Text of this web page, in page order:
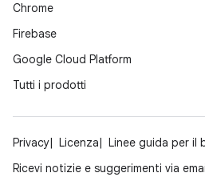
Chrome
Firebase
Google Cloud Platform
Tutti i prodotti
Privacy Licenza Linee guida per il
Ricevi notizie e suggerimenti via